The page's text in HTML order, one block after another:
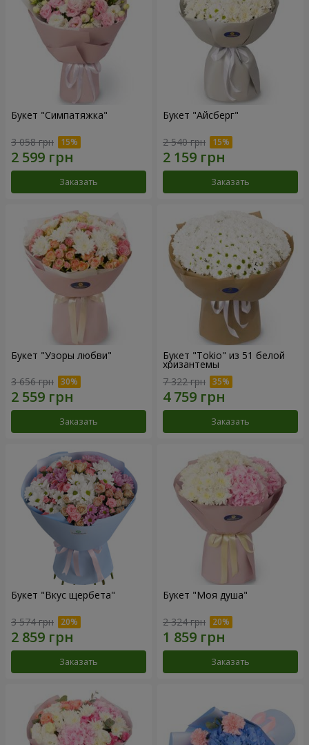
Букет "Симпатяжка"
3 058 грн
Заказать
Букет "Айсберг"
2 540 грн
Заказать
Букет "Узоры любви"
3 656 грн
Заказать
Букет "Tokio" из 51 белой
хризантемы
7 322 грн
Заказать
Букет "Вкус щербета"
3 574 грн
Заказать
Букет "Моя душа"
2 324 грн
Заказать